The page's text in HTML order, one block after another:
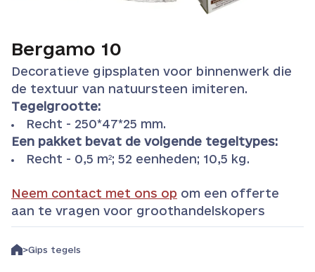
Bergamo 10
Decoratieve gipsplaten voor binnenwerk die
de textuur van natuursteen imiteren.
Tegelgrootte:
Recht - 250*47*25 mm.
Een pakket bevat de volgende tegeltypes:
Recht - 0,5 m²; 52 eenheden; 10,5 kg.
Neem contact met ons op om een offerte
aan te vragen voor groothandelskopers
Gips tegels